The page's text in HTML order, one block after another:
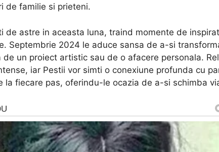
de familie si prieteni.
de astre in aceasta luna, traind momente de
Septembrie 2024 le aduce sansa de a-si
un proiect artistic sau de o afacere personala.
iar Pestii vor simti o conexiune profunda cu
la fiecare pas, oferindu-le ocazia de a-si schimba